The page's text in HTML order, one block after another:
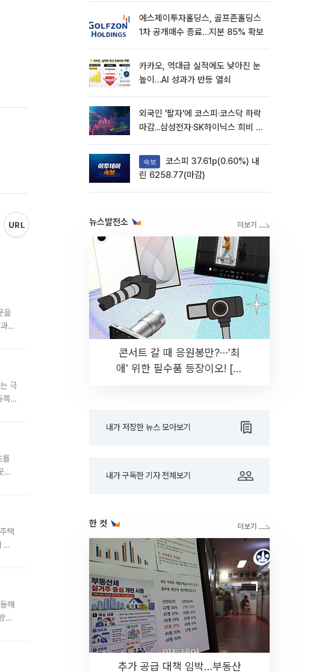
을
극
쪽
를
은
택
정
해
양
에스제이투자홀딩스, 골프존홀딩스
1차 공개매수 종료…지분 85% 확보
카카오, 역대급 실적에도 낮아진 눈
높이…AI 성과가 반등 열쇠
외국인 '팔자'에 코스피·코스닥 하락
마감...삼성전자·SK하이닉스 희비 갈
속보
린 6258.77(마감)
뉴스발전소
콘서트 갈 때 응원봉만?⋯'최
애' 위한 필수품 등장이오! [솔
내가 저장한 뉴스 모아보기
내가 구독한 기자 전체보기
한 컷
추가 공급 대책 임박…부동산